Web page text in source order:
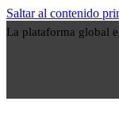
Saltar al contenido
La plataforma global